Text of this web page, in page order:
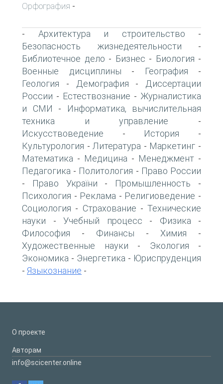
Орфография -
- Архитектура и строительство -
Безопасность жизнедеятельности -
Библиотечное дело - Бизнес - Биология -
Военные дисциплины - География -
Геология - Демография -
Диссертации
России - Естествознание - Журналистика
и СМИ -
Информатика, вычислительная
техника и управление -
Искусствоведение - История -
Культурология - Литература - Маркетинг -
Математика - Медицина - Менеджмент -
Педагогика - Политология - Право России
- Право України - Промышленность -
Психология - Реклама - Религиоведение -
Социология - Страхование - Технические
науки - Учебный процесс - Физика -
Философия - Финансы - Химия -
Художественные науки - Экология -
Экономика - Энергетика - Юриспруденция
- Языкознание -
О проекте
Авторам
info@scicenter.online